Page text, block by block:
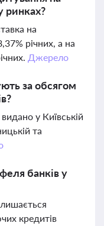
ринках?
на
річних, а на
Джерело
за обсягом
у Київській
та
банків у
кредитів